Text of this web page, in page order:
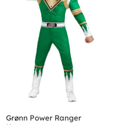
Grønn Power Ranger